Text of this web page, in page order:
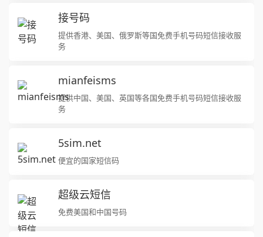
接号码
提供香港、美国、俄罗斯等国免费手机号码短信接收服
务
mianfeisms
提供中国、美国、英国等各国免费手机号码短信接收服
务
5sim.net
便宜的国家短信码
超级云短信
免费美国和中国号码